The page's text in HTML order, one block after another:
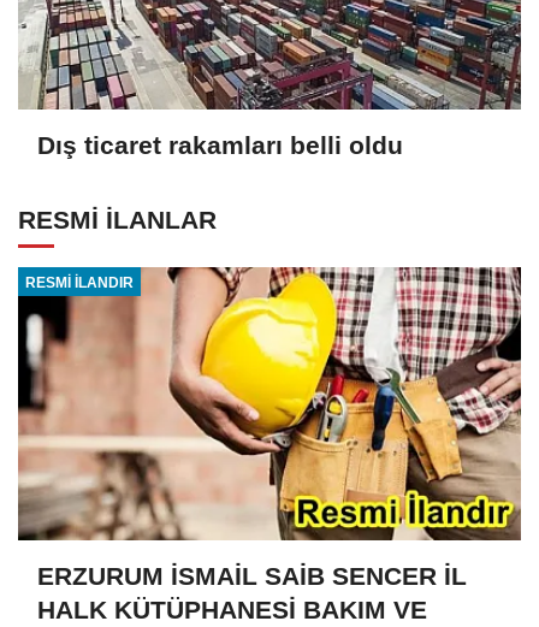
Dış ticaret rakamları belli oldu
RESMİ İLANLAR
RESMİ İLANDIR
ERZURUM İSMAİL SAİB SENCER İL
HALK KÜTÜPHANESİ BAKIM VE